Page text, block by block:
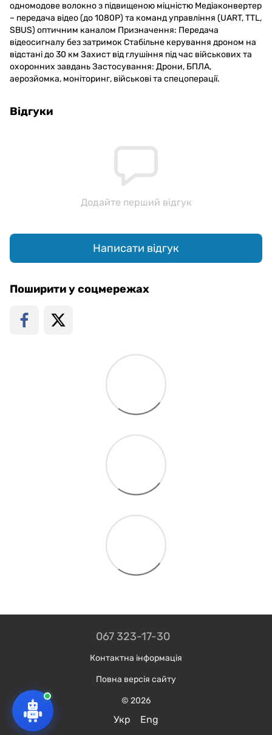
одномодове волокно з підвищеною міцністю Медіаконвертер
– передача відео (до 1080P) та команд управління (UART, TTL,
SBUS) оптичним каналом Призначення: Передача
відеосигналу без затримок Стабільне керування дроном на
відстані до 30 км Захист від глушіння під час військових та
охоронних завдань Застосування: Дрони, БПЛА,
аерозйомка, моніторинг, військові та спецоперації.
Відгуки
Додайте перший відгук
Написати відгук
Поширити у соцмережах
067 323-17-30
Контактна інформація
Повна версія сайту
© 2026
Укр Eng